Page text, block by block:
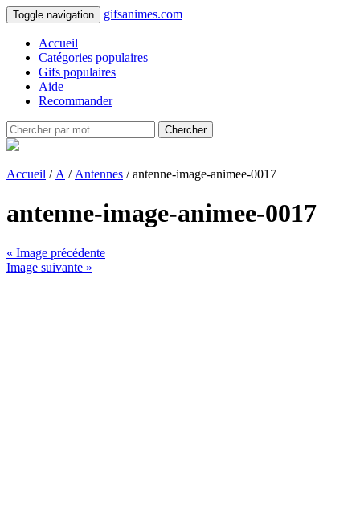
Toggle navigation gifsanimes.com
Accueil
Catégories populaires
Gifs populaires
Aide
Recommander
Chercher
Accueil / A / Antennes / antenne-image-animee-0017
antenne-image-animee-0017
« Image précédente
Image suivante »